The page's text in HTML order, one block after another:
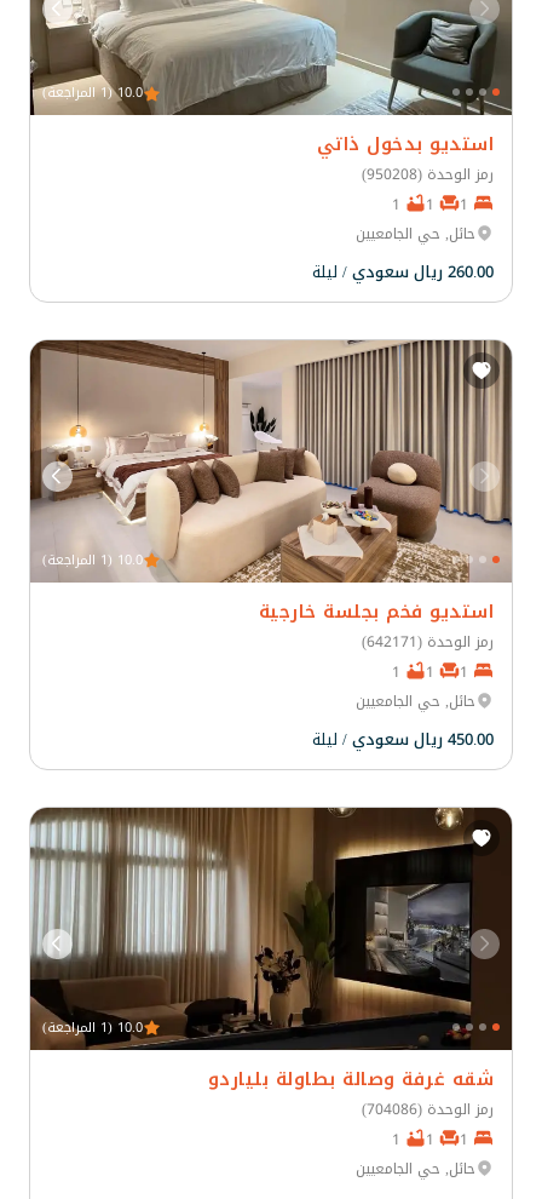
10.0 (1 المراجعة)
استديو بدخول ذاتي
رمز الوحدة (950208)
حائل, حي الجامعيين
260.00 ريال سعودي / ليلة
10.0 (1 المراجعة)
استديو فخم بجلسة خارجية
رمز الوحدة (642171)
حائل, حي الجامعيين
450.00 ريال سعودي / ليلة
10.0 (1 المراجعة)
شقه غرفة وصالة بطاولة بلياردو
رمز الوحدة (704086)
حائل, حي الجامعيين